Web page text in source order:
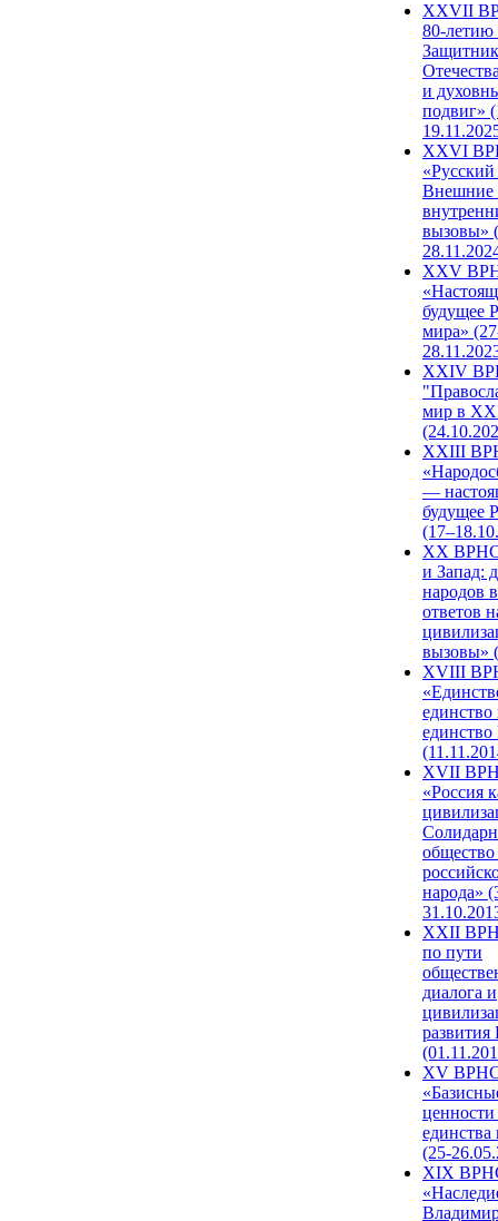
ХХVII
80-
и
подвиг»
XXVI
Внешние
вызовы»
XXV
будущее
мира»
XXIV
мир в
XXIII
—
будущее
XX ВРНС
и Запад:
народов
ответов
вызовы»
XVIII
единство
единство
XVII
«Россия
народа»
XXII
по пути
диалога и
развития
XV
единства
(25-
XIX